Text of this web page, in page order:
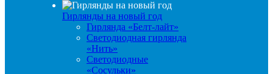
Гирлянды на новый год
Гирлянда «Белт-лайт»
Светодиодная гирлянда
«Нить»
Светодиодные
«Сосульки»